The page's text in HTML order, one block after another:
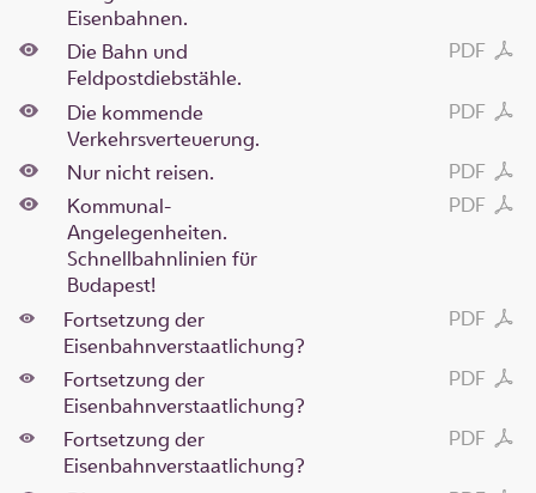
Eisenbahnen.
PDF
Die Bahn und
Feldpostdiebstähle.
PDF
Die kommende
Verkehrsverteuerung.
PDF
Nur nicht reisen.
PDF
Kommunal-
Angelegenheiten.
Schnellbahnlinien für
Budapest!
PDF
Fortsetzung der
Eisenbahnverstaatlichung?
PDF
Fortsetzung der
Eisenbahnverstaatlichung?
PDF
Fortsetzung der
Eisenbahnverstaatlichung?